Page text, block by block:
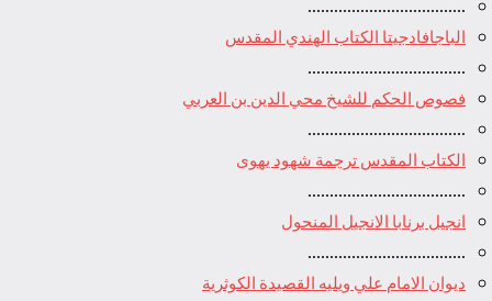
الباجافادجيتا الكتاب الهندي المقدس
فصوص الحكم للشيخ محي الدين بن العربي
الكتاب المقدس ترجمة شهود يهوى
انجيل برنابا الانجيل المنحول
ديوان الامام علي ويليه القصيدة الكوثرية